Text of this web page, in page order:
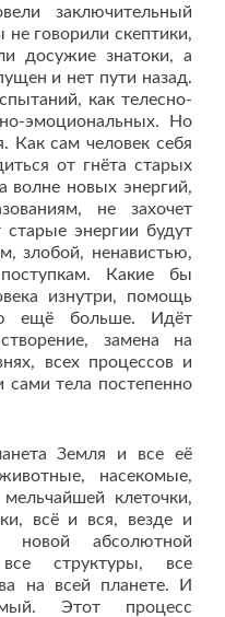
заключительный
не говорили скептики,
досужие знатоки, а
и нет пути назад.
как телесно-
эмоциональных. Но
Как сам человек себя
от гнёта старых
волне новых энергий,
не захочет
старые энергии будут
злобой, ненавистью,
Какие бы
изнутри, помощь
ещё больше. Идёт
замена на
всех процессов и
сами тела постепенно
Земля и все её
насекомые,
клеточки,
всё и вся, везде и
новой абсолютной
структуры, все
на всей планете. И
Этот процесс